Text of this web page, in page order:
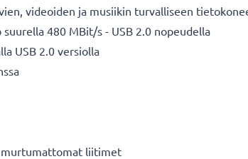
videoiden ja musiikin turvalliseen
480 MBit/s - USB 2.0 nopeudella
USB 2.0 versiolla
murtumattomat liitimet